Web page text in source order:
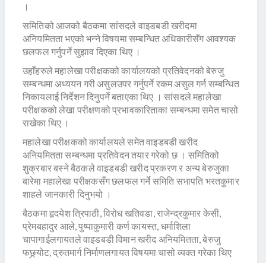
।
समितिको आजको बैठकमा सांसदले वाइडबडी खरीदमा
अनियमितता भएको भन्ने विषयमा सम्बन्धित अधिकारीसँग आवश्यक
छलफल गर्नुपर्ने सुझाव दिएका थिए ।
उहाँहरुले महालेखा परीक्षकको कार्यालयको प्रतिवेदनको बेरुजु
सम्बन्धमा अध्ययन गरी असुलउपर गर्नुपर्ने रकम असुल गर्न सम्बन्धित
निकायलाई निर्देशन दिनुपर्ने बताएका थिए । सांसदले महालेखा
परीक्षकको लेखा परीक्षणको प्रभावकारिताका सम्बन्धमा समेत चासो
राखेका थिए ।
महालेखा परीक्षकको कार्यालयले समेत वाइडबडी खरीद
अनियमितता सम्बन्धमा प्रतिवेदन तयार गरेको छ । समितिको
शुक्रबार बस्ने बैठकले वाइडबडी खरीद प्रकरण र अन्य बेरुजुका
बारेमा महालेखा परीक्षकसँग छलफल गर्ने समिति सभापति भरतकुमार
शाहले जानकारी दिनुभयो ।
बैठकमा हृदयेश त्रिपाठी, विरोध खतिवडा, राजेन्द्रकुमार केसी,
प्रेमबहादुर आले, पुष्पाकुमारी कर्ण कायस्त, धर्माशिला
चापागाईलगायतले वाइडबडी विमान खरीद अनियमितता, बेरुजु
फछ्र्योट, द्रुतमार्ग निर्माणलगायत विषयमा चासो व्यक्त गरेका थिए